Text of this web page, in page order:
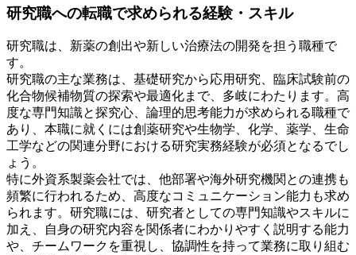
研究職への転職で求められる経験・スキル
研究職は、新薬の創出や新しい治療法の開発を担う職種で
す。
研究職の主な業務は、基礎研究から応用研究、臨床試験前の
化合物候補物質の探索や最適化まで、多岐にわたります。高
度な専門知識と探究心、論理的思考能力が求められる職種で
あり、本職に就くには創薬研究や生物学、化学、薬学、生命
工学などの関連分野における研究実務経験が必須となるでし
ょう。
特に外資系製薬会社では、他部署や海外研究機関との連携も
頻繁に行われるため、高度なコミュニケーション能力も求め
られます。研究職には、研究者としての専門知識やスキルに
加え、自身の研究内容を関係者にわかりやすく説明する能力
や、チームワークを重視し、協調性を持って業務に取り組む